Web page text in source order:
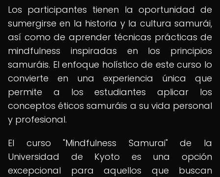
Los participantes tienen la oportunidad de
sumergirse en la historia y la cultura samurái,
así como de aprender técnicas prácticas de
mindfulness inspiradas en los principios
samuráis. El enfoque holístico de este curso lo
convierte en una experiencia única que
permite a los estudiantes aplicar los
conceptos éticos samuráis a su vida personal
y profesional.
El curso "Mindfulness Samurai" de la
Universidad de Kyoto es una opción
excepcional para aquellos que buscan